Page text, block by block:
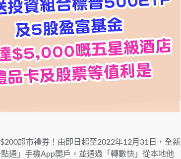
超市禮券！由即日起至2022年12月31日，全新
通」手機App開戶，並通過「轉數快」從本地他